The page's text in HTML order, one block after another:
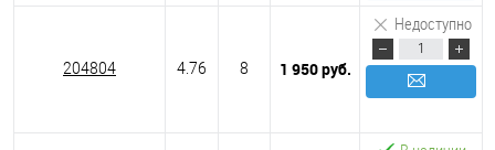
204804 4.76 8 1 950 руб.
Недоступно